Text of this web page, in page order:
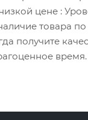
цене :
товара
получите
время.